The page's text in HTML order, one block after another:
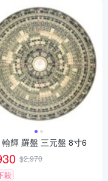
翰輝 羅盤 三元盤 8寸6
$2,970
殺